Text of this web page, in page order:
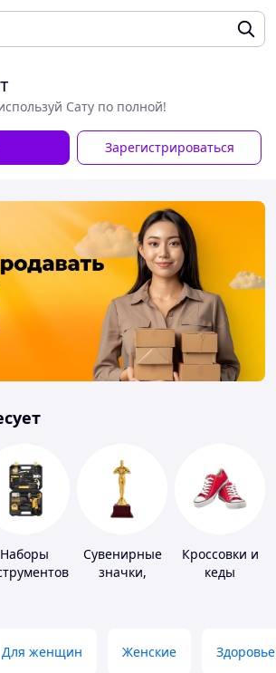
Сату по полной!
Зарегистрироваться
Наборы
Сувенирные
значки,
Кроссовки и
кеды
Для женщин Женские Здоровье